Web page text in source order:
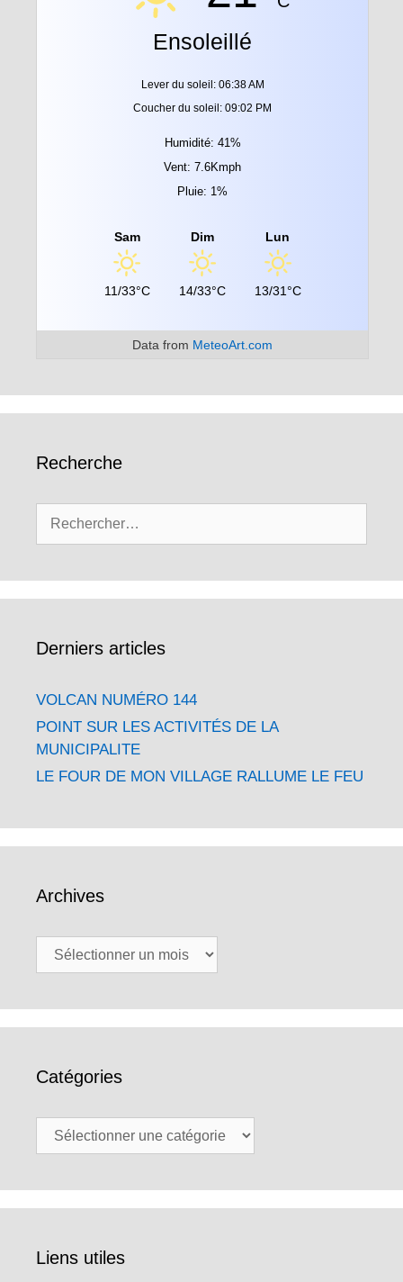
Ensoleillé
Lever du soleil: 06:38 AM
Coucher du soleil: 09:02 PM
Humidité: 41%
Vent: 7.6Kmph
Pluie: 1%
Sam
11/33°C
Dim
14/33°C
Lun
13/31°C
Data from MeteoArt.com
Recherche
Rechercher :
Derniers articles
VOLCAN NUMÉRO 144
POINT SUR LES ACTIVITÉS DE LA
MUNICIPALITE
LE FOUR DE MON VILLAGE RALLUME LE FEU
Archives
Archives
Catégories
Catégories
Liens utiles